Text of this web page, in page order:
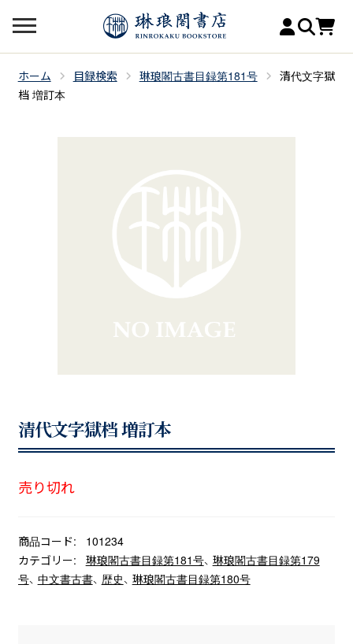
ホーム 目録検索 琳琅閣古書目録第181号
清代文字獄
档 増訂本
清代文字獄档 増訂本
売り切れ
商品コード:
101234
カテゴリー:
琳琅閣古書目録第181号、 琳琅閣古書目録第179
号、 中文書古書、 歴史、 琳琅閣古書目録第180号